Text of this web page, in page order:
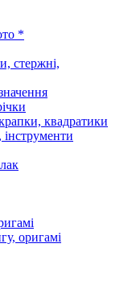
*
стержні,
квадратики
інструменти
оригамі